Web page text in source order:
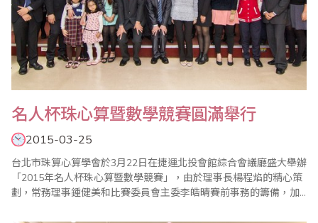
名人杯珠心算暨數學競賽圓滿舉行
2015-03-25
台北市珠算心算學會於3月22日在捷運北投會館綜合會議廳盛大舉辦
「2015年名人杯珠心算暨數學競賽」，由於理事長楊程焰的精心策
劃，常務理事鍾健美和比賽委員會主委李皓晴賽前事務的籌備，加